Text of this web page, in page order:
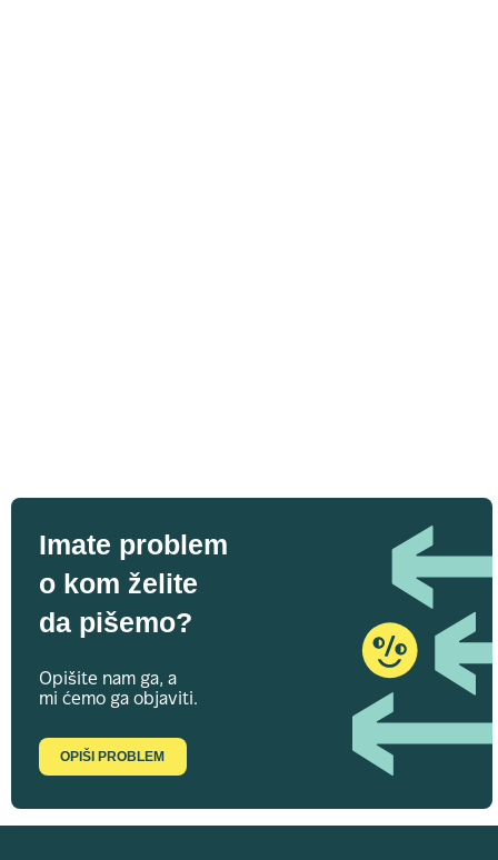
Imate problem
o kom želite
da pišemo?
Opišite nam ga, a
mi ćemo ga objaviti.
OPIŠI PROBLEM